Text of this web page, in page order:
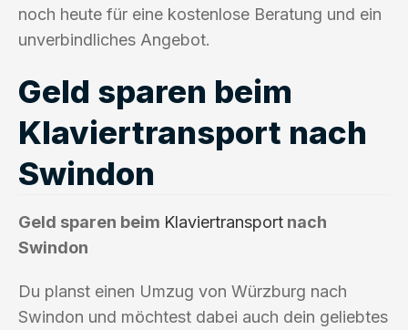
noch heute für eine kostenlose Beratung und ein
unverbindliches Angebot.
Geld sparen beim
Klaviertransport nach
Swindon
Geld sparen beim Klaviertransport nach
Swindon
Du planst einen Umzug von Würzburg nach
Swindon und möchtest dabei auch dein geliebtes